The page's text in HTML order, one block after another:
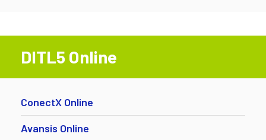
DITL5 Online
ConectX Online
Avansis Online